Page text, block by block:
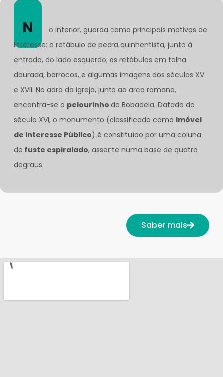
N
o interior, guarda como principais motivos de
interesse: o retábulo de pedra quinhentista, junto à
entrada, do lado esquerdo; os retábulos em talha
dourada, barrocos, e algumas imagens dos séculos XV
e XVII. No adro da igreja, junto ao arco romano,
encontra-se o pelourinho da Bobadela. Datado do
século XVI, o monumento (classificado como Imóvel
de Interesse Público) é constituído por uma coluna
de fuste espiralado, assente numa base de quatro
degraus.
Saber mais